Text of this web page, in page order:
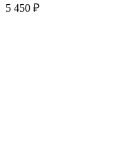
5 450 ₽